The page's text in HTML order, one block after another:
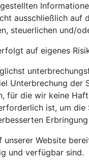
ausschließlich auf
steuerlichen und/
auf eigenes
Unterbrechung
für die wir keine
ist, um
unserer Website
und verfügbar sind.